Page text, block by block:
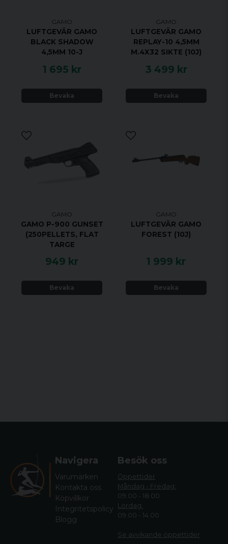
GAMO
LUFTGEVÄR GAMO
BLACK SHADOW
4,5MM 10-J
1 695 kr
Bevaka
GAMO
LUFTGEVÄR GAMO
REPLAY-10 4,5MM
M.4X32 SIKTE (10J)
3 499 kr
Bevaka
GAMO
GAMO P-900 GUNSET
(250PELLETS, FLAT
TARGE
949 kr
Bevaka
GAMO
LUFTGEVÄR GAMO
FOREST (10J)
1 999 kr
Bevaka
Navigera
Varumärken
Kontakta oss
Köpvillkor
Integritetspolicy
Blogg
Besök oss
Öppettider
Måndag - Fredag:
09.00 - 18.00
Lördag:
09.00 - 14.00
Se avvikande öppettider